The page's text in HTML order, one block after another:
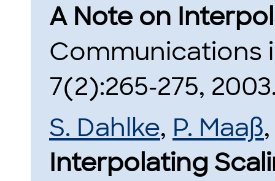
A Note on
Communications
7(2):265-275,
S. Dahlke, P. Maaß
Interpolating